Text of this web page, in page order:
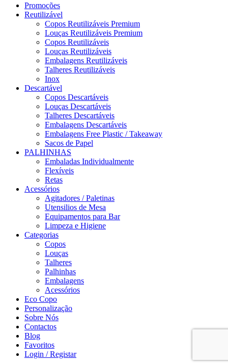
Promoções
Reutilizável
Copos Reutilizáveis Premium
Louças Reutilizáveis Premium
Copos Reutilizáveis
Louças Reutilizáveis
Embalagens Reutilizáveis
Talheres Reutilizáveis
Inox
Descartável
Copos Descartáveis
Louças Descartáveis
Talheres Descartáveis
Embalagens Descartáveis
Embalagens Free Plastic / Takeaway
Sacos de Papel
PALHINHAS
Embaladas Individualmente
Flexíveis
Retas
Acessórios
Agitadores / Paletinas
Utensilios de Mesa
Equipamentos para Bar
Limpeza e Higiene
Categorias
Copos
Louças
Talheres
Palhinhas
Embalagens
Acessórios
Eco Copo
Personalização
Sobre Nós
Contactos
Blog
Favoritos
Login / Registar